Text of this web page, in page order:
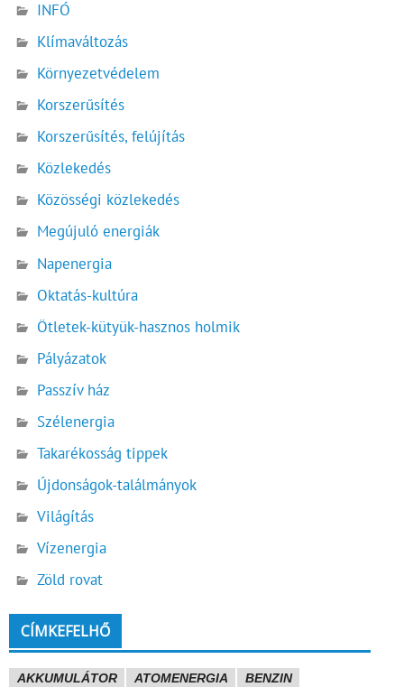
INFÓ
Klímaváltozás
Környezetvédelem
Korszerűsítés
Korszerűsítés, felújítás
Közlekedés
Közösségi közlekedés
Megújuló energiák
Napenergia
Oktatás-kultúra
Ötletek-kütyük-hasznos holmik
Pályázatok
Passzív ház
Szélenergia
Takarékosság tippek
Újdonságok-találmányok
Világítás
Vízenergia
Zöld rovat
CÍMKEFELHŐ
AKKUMULÁTOR ATOMENERGIA
BENZIN